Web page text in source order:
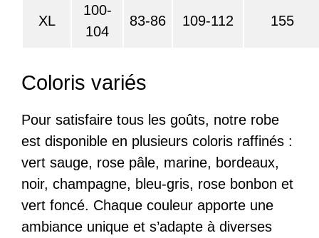
XL
100-
104
83-86 109-112 155
Coloris variés
Pour satisfaire tous les goûts, notre robe
est disponible en plusieurs coloris raffinés :
vert sauge, rose pâle, marine, bordeaux,
noir, champagne, bleu-gris, rose bonbon et
vert foncé. Chaque couleur apporte une
ambiance unique et s’adapte à diverses